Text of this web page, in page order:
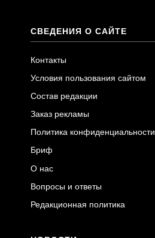
СВЕДЕНИЯ О САЙТЕ
Контакты
Условия пользования сайтом
Состав редакции
Заказ рекламы
Политика конфиденциальности
Бриф
О нас
Вопросы и ответы
Редакционная политика